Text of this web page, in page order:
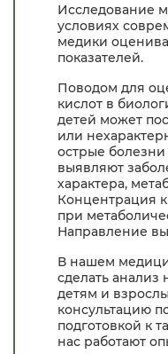
Исследование
условиях
медики
показателей.
Поводом для
кислот в
детей может
или
острые болезни
выявляют
характера,
Концентрация
при
Направление
В нашем
сделать анализ
детям и
консультацию
подготовкой к
нас работают